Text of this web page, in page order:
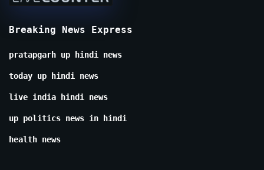
Breaking News Express
pratapgarh up hindi news
today up hindi news
live india hindi news
up politics news in hindi
health news